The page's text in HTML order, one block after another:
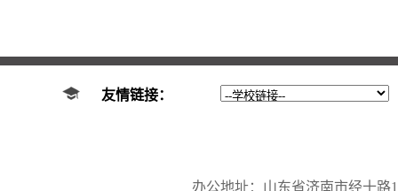
友情链接：
办公地址：山东省济南市经十路